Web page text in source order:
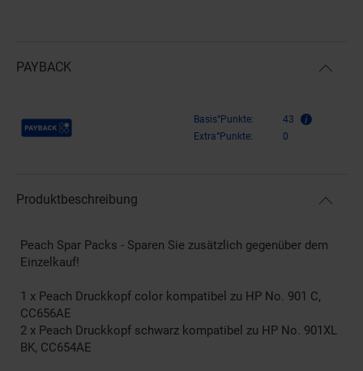
PAYBACK
Payback Punkte Basis°Punkte:
43
Extra°Punkte:
0
Produktbeschreibung
Peach Spar Packs - Sparen Sie zusätzlich gegenüber dem
Einzelkauf!
1 x Peach Druckkopf color kompatibel zu HP No. 901 C,
CC656AE
2 x Peach Druckkopf schwarz kompatibel zu HP No. 901XL
BK, CC654AE